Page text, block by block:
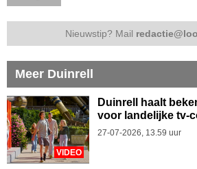
Nieuwstip? Mail
Meer Duinrell
VIDEO
Duinrell haalt
voor landelijke tv-
27-07-2026, 13.59 uur